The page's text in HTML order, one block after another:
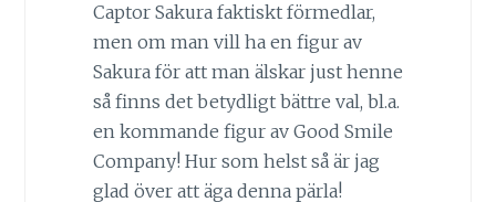
Captor Sakura faktiskt förmedlar,
men om man vill ha en figur av
Sakura för att man älskar just henne
så finns det betydligt bättre val, bl.a.
en kommande figur av Good Smile
Company! Hur som helst så är jag
glad över att äga denna pärla!